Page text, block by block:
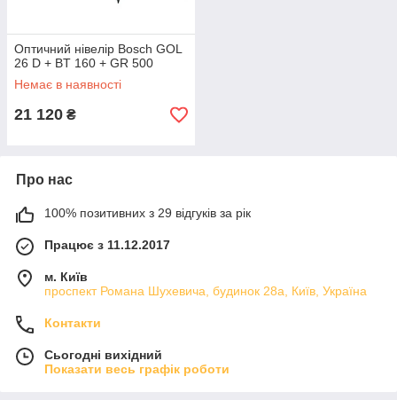
Оптичний нівелір Bosch GOL
26 D + BT 160 + GR 500
Немає в наявності
21 120 ₴
Про нас
100% позитивних з 29 відгуків за рік
Працює з 11.12.2017
м. Київ
проспект Романа Шухевича, будинок 28а, Київ, Україна
Контакти
Сьогодні вихідний
Показати весь графік роботи